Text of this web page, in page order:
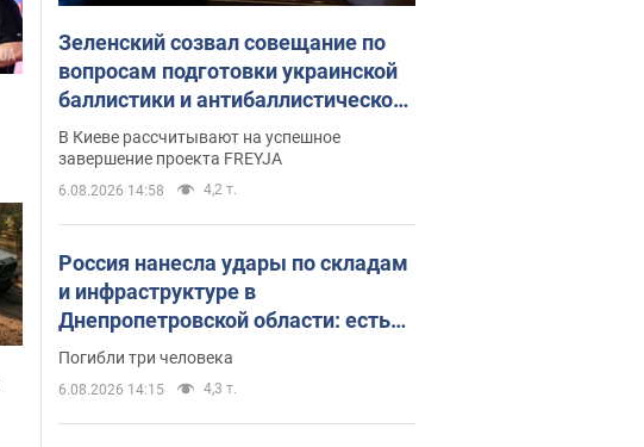
Зеленский созвал совещание по
вопросам подготовки украинской
баллистики и антибаллистической
программы FREYJA: какие
решения готовятся
В Киеве рассчитывают на успешное
завершение проекта FREYJA
6.08.2026 14:58 4,2 т.
Россия нанесла удары по складам
и инфраструктуре в
Днепропетровской области: есть
погибшие и раненые. Фото
Погибли три человека
6.08.2026 14:15 4,3 т.